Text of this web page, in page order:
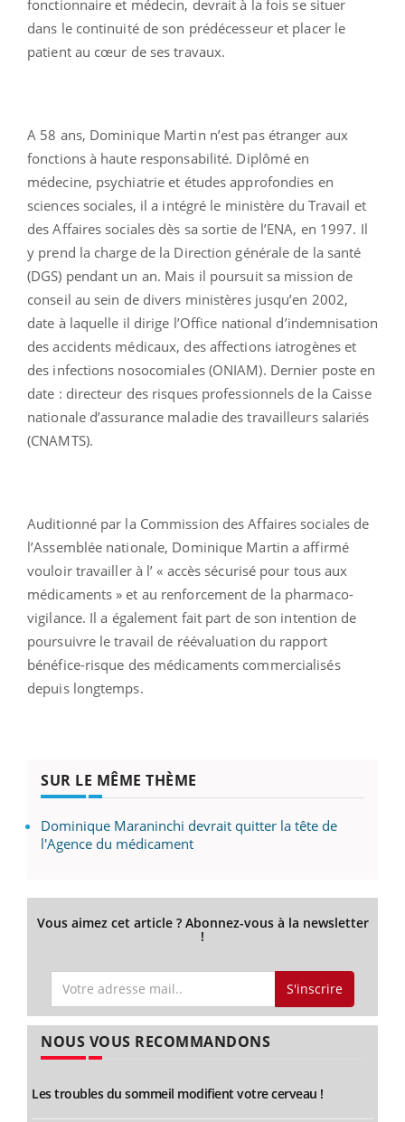
fonctionnaire et médecin, devrait à la fois se situer
dans le continuité de son prédécesseur et placer le
patient au cœur de ses travaux.
A 58 ans, Dominique Martin n’est pas étranger aux
fonctions à haute responsabilité. Diplômé en
médecine, psychiatrie et études approfondies en
sciences sociales, il a intégré le ministère du Travail et
des Affaires sociales dès sa sortie de l’ENA, en 1997. Il
y prend la charge de la Direction générale de la santé
(DGS) pendant un an. Mais il poursuit sa mission de
conseil au sein de divers ministères jusqu’en 2002,
date à laquelle il dirige l’Office national d’indemnisation
des accidents médicaux, des affections iatrogènes et
des infections nosocomiales (ONIAM). Dernier poste en
date : directeur des risques professionnels de la Caisse
nationale d’assurance maladie des travailleurs salariés
(CNAMTS).
Auditionné par la Commission des Affaires sociales de
l’Assemblée nationale, Dominique Martin a affirmé
vouloir travailler à l’ « accès sécurisé pour tous aux
médicaments » et au renforcement de la pharmaco-
vigilance. Il a également fait part de son intention de
poursuivre le travail de réévaluation du rapport
bénéfice-risque des médicaments commercialisés
depuis longtemps.
SUR LE MÊME THÈME
Dominique Maraninchi devrait quitter la tête de
l'Agence du médicament
Vous aimez cet article ? Abonnez-vous à la newsletter
!
S'inscrire
NOUS VOUS RECOMMANDONS
Les troubles du sommeil modifient votre cerveau !